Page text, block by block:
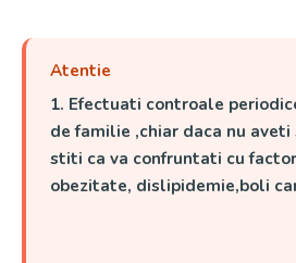
Atentie
1. Efectuati controale
de familie ,chiar daca nu
stiti ca va confruntati cu
obezitate, dislipidemie,boli